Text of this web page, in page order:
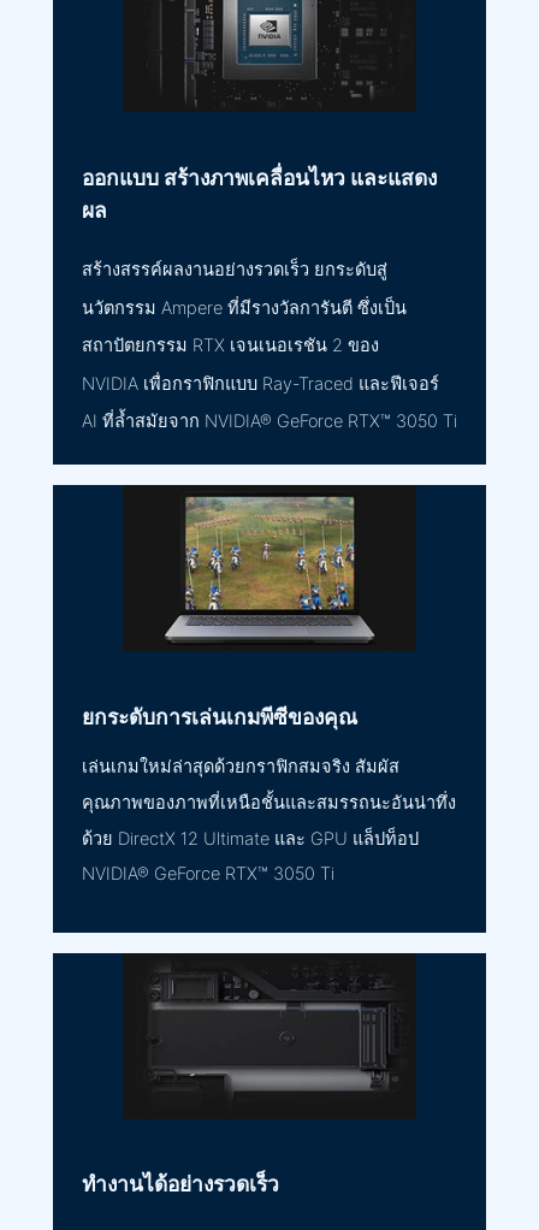
ออกแบบ สร้างภาพเคลื่อนไหว และแสดง
ผล
สร้างสรรค์ผลงานอย่างรวดเร็ว ยกระดับสู่
นวัตกรรม Ampere ที่มีรางวัลการันตี ซึ่งเป็น
สถาปัตยกรรม RTX เจนเนอเรชัน 2 ของ
NVIDIA เพื่อกราฟิกแบบ Ray-Traced และฟีเจอร์
AI ที่ล้ำสมัยจาก NVIDIA® GeForce RTX™ 3050 Ti
ยกระดับการเล่นเกมพีซีของคุณ
เล่นเกมใหม่ล่าสุดด้วยกราฟิกสมจริง สัมผัส
คุณภาพของภาพที่เหนือชั้นและสมรรถนะอันน่าทึ่ง
ด้วย DirectX 12 Ultimate และ GPU แล็ปท็อป
NVIDIA® GeForce RTX™ 3050 Ti
ทำงานได้อย่างรวดเร็ว